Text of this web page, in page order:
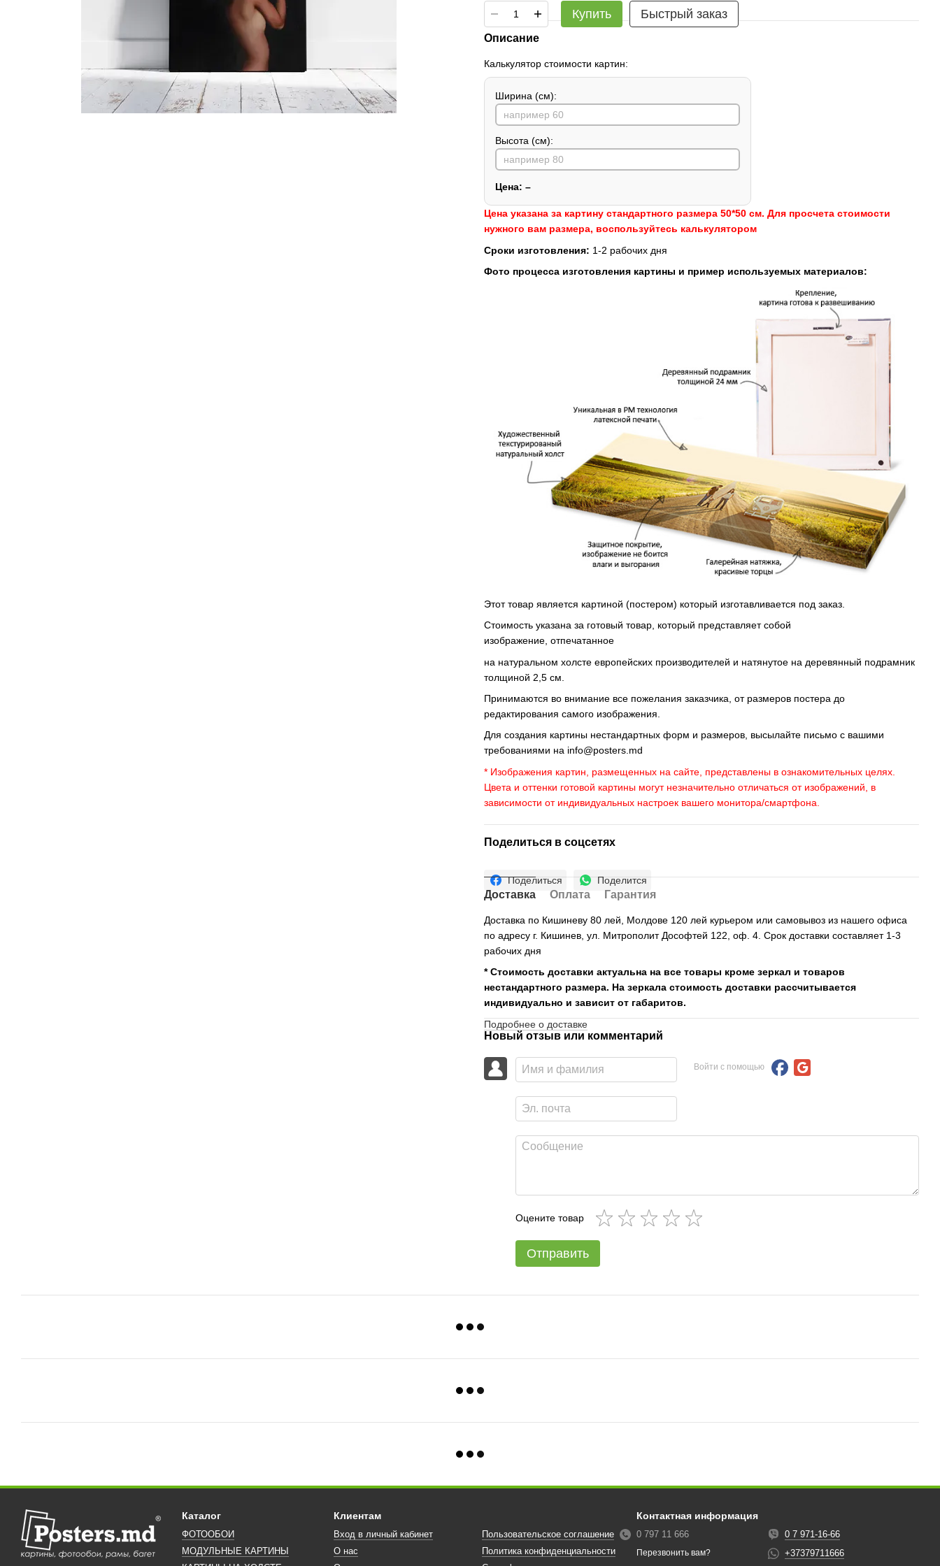
Купить Быстрый заказ
Описание
Калькулятор стоимости картин:
Ширина (см):
Высота (см):
Цена: –
Цена указана за картину стандартного размера 50*50 см. Для просчета стоимости
нужного вам размера, воспользуйтесь калькулятором
Сроки изготовления: 1-2 рабочих дня
Фото процесса изготовления картины и пример используемых материалов:
Этот товар является картиной (постером) который изготавливается под заказ.
Стоимость указана за готовый товар, который представляет собой
изображение, отпечатанное
на натуральном холсте европейских производителей и натянутое на деревянный подрамник
толщиной 2,5 см.
Принимаются во внимание все пожелания заказчика, от размеров постера до
редактирования самого изображения.
Для создания картины нестандартных форм и размеров, высылайте письмо c вашими
требованиями на info@posters.md
* Изображения картин, размещенных на сайте, представлены в ознакомительных целях.
Цвета и оттенки готовой картины могут незначительно отличаться от изображений, в
зависимости от индивидуальных настроек вашего монитора/смартфона.
Поделиться в соцсетях
Поделиться Поделится
Доставка Оплата Гарантия
Доставка по Кишиневу 80 лей, Молдове 120 лей курьером или самовывоз из нашего офиса
по адресу г. Кишинев, ул. Митрополит Дософтей 122, оф. 4. Срок доставки составляет 1-3
рабочих дня
* Стоимость доставки актуальна на все товары кроме зеркал и товаров
нестандартного размера. На зеркала стоимость доставки рассчитывается
индивидуально и зависит от габаритов.
Подробнее о доставке
Новый отзыв или комментарий
Войти с помощью
Оцените товар
Отправить
Каталог
ФОТООБОИ
МОДУЛЬНЫЕ КАРТИНЫ
Клиентам
Вход в личный кабинет
О нас
Пользовательское соглашение
Политика конфиденциальности
Контактная информация
0 797 11 666
Перезвонить вам?
0 7 971-16-66
+37379711666